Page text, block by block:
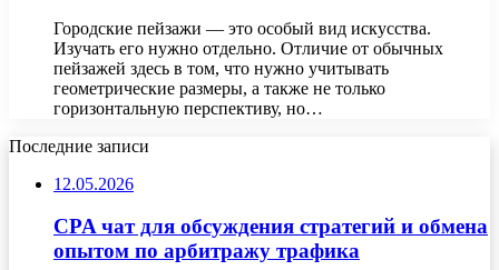
Городские пейзажи — это особый вид искусства.
Изучать его нужно отдельно. Отличие от обычных
пейзажей здесь в том, что нужно учитывать
геометрические размеры, а также не только
горизонтальную перспективу, но…
Последние записи
12.05.2026
CPA чат для обсуждения стратегий и обмена
опытом по арбитражу трафика